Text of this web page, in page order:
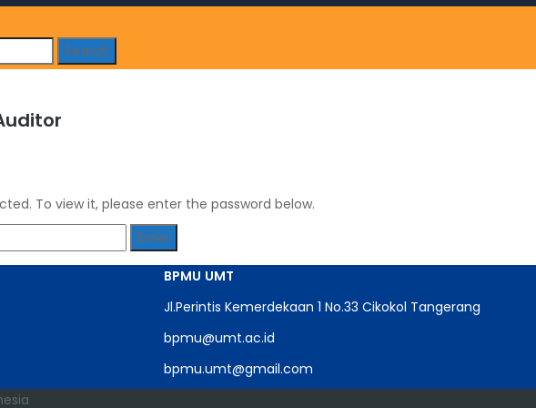
To view it, please enter the password below.
BPMU UMT
Jl.Perintis Kemerdekaan 1 No.33 Cikokol Tangerang
bpmu@umt.ac.id
bpmu.umt@gmail.com